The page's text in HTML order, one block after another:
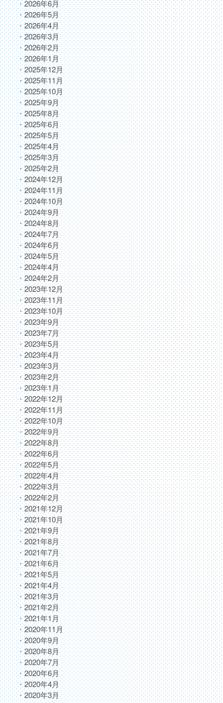
2026年6月
2026年5月
2026年4月
2026年3月
2026年2月
2026年1月
2025年12月
2025年11月
2025年10月
2025年9月
2025年8月
2025年6月
2025年5月
2025年4月
2025年3月
2025年2月
2024年12月
2024年11月
2024年10月
2024年9月
2024年8月
2024年7月
2024年6月
2024年5月
2024年4月
2024年2月
2023年12月
2023年11月
2023年10月
2023年9月
2023年7月
2023年5月
2023年4月
2023年3月
2023年2月
2023年1月
2022年12月
2022年11月
2022年10月
2022年9月
2022年8月
2022年6月
2022年5月
2022年4月
2022年3月
2022年2月
2021年12月
2021年10月
2021年9月
2021年8月
2021年7月
2021年6月
2021年5月
2021年4月
2021年3月
2021年2月
2021年1月
2020年11月
2020年9月
2020年8月
2020年7月
2020年6月
2020年4月
2020年3月